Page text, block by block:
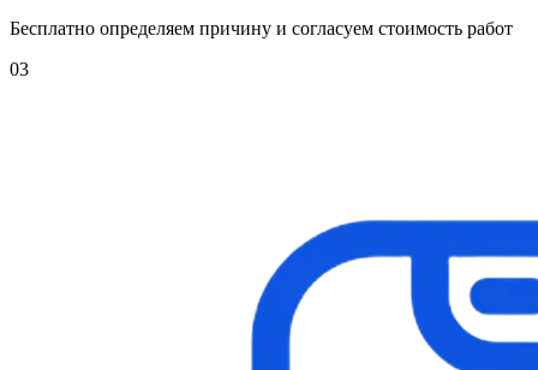
Бесплатно определяем причину и согласуем стоимость работ
03